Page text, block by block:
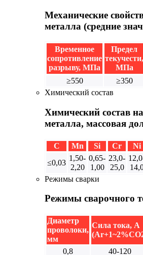
Механические
металла (средние
Временное
сопротивление
разрыву, МПа
Предел
текучести,
МПа
≥550
≥350
Химический состав
Химический состав
металла, массовая
C Mn Si Cr Ni
≤0,03
1,50-
2,20
0,65-
1,00
23,0-
25,0
Режимы сварки
Режимы сварочного
Диаметр
проволоки,
мм
Сила тока, А
0,8
40-120